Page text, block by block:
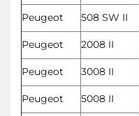
Peugeot
508 SW II
Peugeot
2008 II
Peugeot
3008 II
Peugeot
5008 II